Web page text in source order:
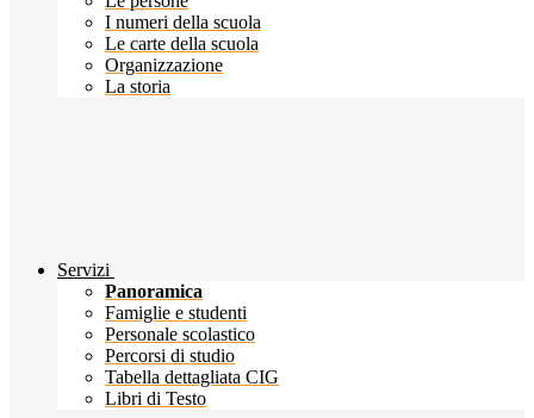
I numeri della scuola
Le carte della scuola
Organizzazione
La storia
Servizi
Panoramica
Famiglie e studenti
Personale scolastico
Percorsi di studio
Tabella dettagliata CIG
Libri di Testo